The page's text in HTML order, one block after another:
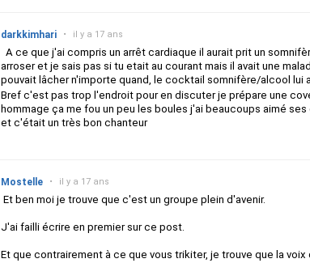
darkkimhari • il y a 17 ans
A ce que j'ai compris un arrêt cardiaque il aurait prit un
arroser et je sais pas si tu etait au courant mais il avait une
pouvait lâcher n'importe quand, le cocktail somnifère/alcool lui
Bref c'est pas trop l'endroit pour en discuter je prépare une
hommage ça me fou un peu les boules j'ai beaucoups aimé
et c'était un très bon chanteur
Mostelle • il y a 17 ans
Et ben moi je trouve que c'est un groupe plein d'avenir.
J'ai failli écrire en premier sur ce post.
Et que contrairement à ce que vous trikiter, je trouve que la